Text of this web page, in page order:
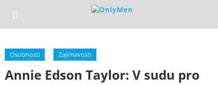
Osobnosti Zajímavosti
Annie Edson Taylor: V sudu pro